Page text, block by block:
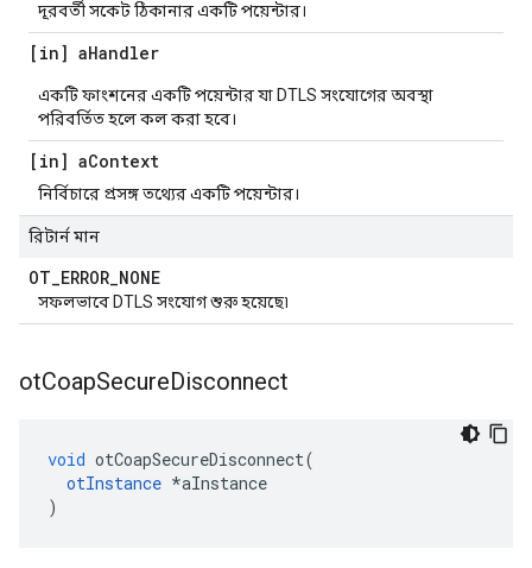
দূরবর্তী সকেট ঠিকানার একটি পয়েন্টার।
[in] aHandler
একটি ফাংশনের একটি পয়েন্টার যা DTLS সংযোগের অবস্থা
পরিবর্তিত হলে কল করা হবে।
[in] aContext
নির্বিচারে প্রসঙ্গ তথ্যের একটি পয়েন্টার।
রিটার্ন মান
OT_ERROR_NONE
সফলভাবে DTLS সংযোগ শুরু হয়েছে৷
otCoapSecureDisconnect
void otCoapSecureDisconnect(
otInstance *aInstance
)